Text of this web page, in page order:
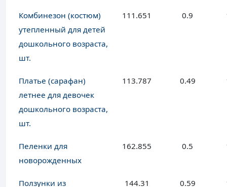
Комбинезон (костюм)
утепленный для детей
дошкольного возраста,
шт.
111.651 0.9
Платье (сарафан)
летнее для девочек
дошкольного возраста,
шт.
113.787 0.49
Пеленки для
новорожденных
162.855 0.5
Ползунки из
144.31 0.59